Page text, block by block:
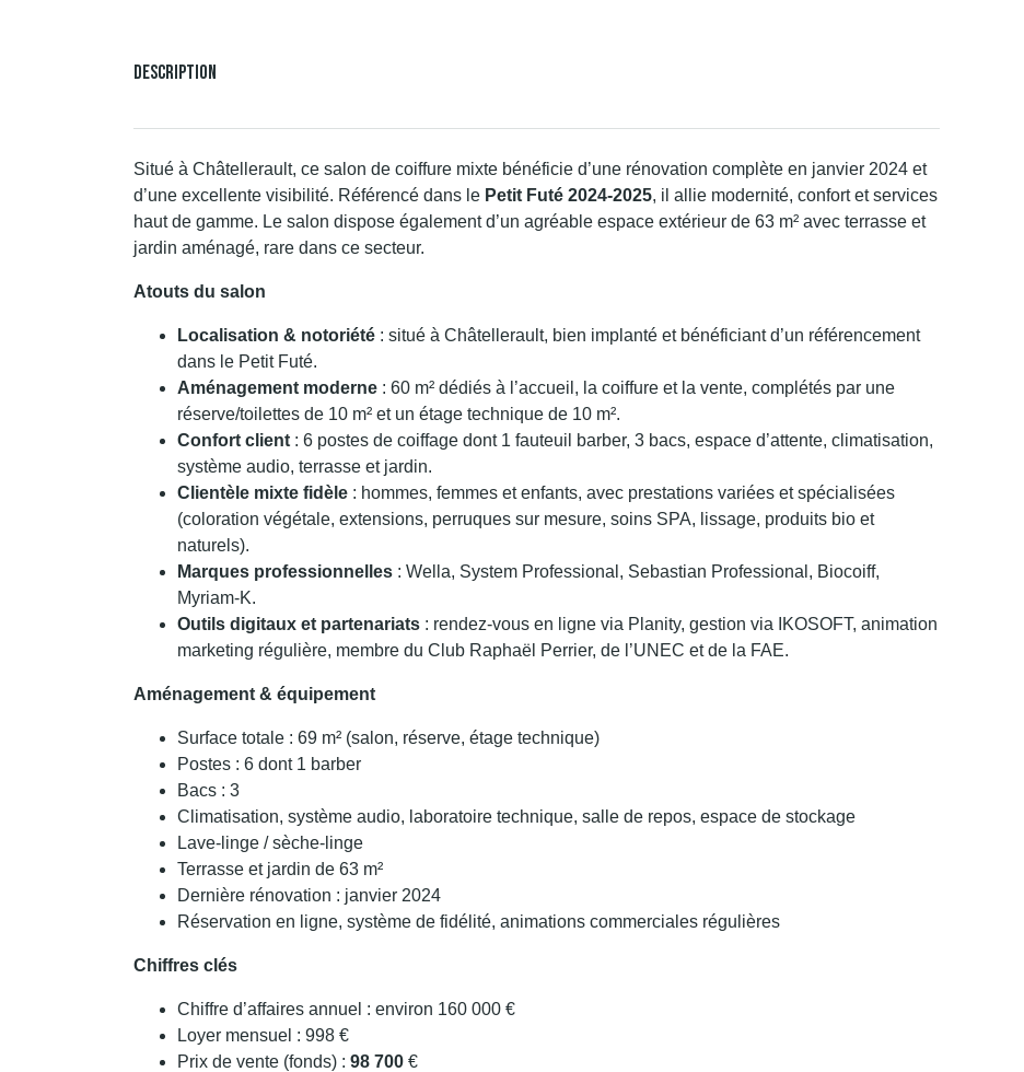
Description
Situé à Châtellerault, ce salon de coiffure mixte bénéficie d’une rénovation complète en janvier 2024 et
d’une excellente visibilité. Référencé dans le Petit Futé 2024-2025, il allie modernité, confort et services
haut de gamme. Le salon dispose également d’un agréable espace extérieur de 63 m² avec terrasse et
jardin aménagé, rare dans ce secteur.
Atouts du salon
Localisation & notoriété : situé à Châtellerault, bien implanté et bénéficiant d’un référencement
dans le Petit Futé.
Aménagement moderne : 60 m² dédiés à l’accueil, la coiffure et la vente, complétés par une
réserve/toilettes de 10 m² et un étage technique de 10 m².
Confort client : 6 postes de coiffage dont 1 fauteuil barber, 3 bacs, espace d’attente, climatisation,
système audio, terrasse et jardin.
Clientèle mixte fidèle : hommes, femmes et enfants, avec prestations variées et spécialisées
(coloration végétale, extensions, perruques sur mesure, soins SPA, lissage, produits bio et
naturels).
Marques professionnelles : Wella, System Professional, Sebastian Professional, Biocoiff,
Myriam-K.
Outils digitaux et partenariats : rendez-vous en ligne via Planity, gestion via IKOSOFT, animation
marketing régulière, membre du Club Raphaël Perrier, de l’UNEC et de la FAE.
Aménagement & équipement
Surface totale : 69 m² (salon, réserve, étage technique)
Postes : 6 dont 1 barber
Bacs : 3
Climatisation, système audio, laboratoire technique, salle de repos, espace de stockage
Lave-linge / sèche-linge
Terrasse et jardin de 63 m²
Dernière rénovation : janvier 2024
Réservation en ligne, système de fidélité, animations commerciales régulières
Chiffres clés
Chiffre d’affaires annuel : environ 160 000 €
Loyer mensuel : 998 €
Prix de vente (fonds) : 98 700 €